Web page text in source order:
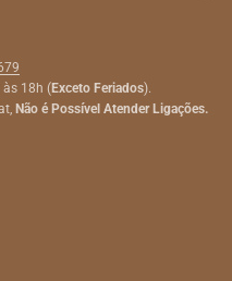
às 18h (Exceto Feriados).
Não é Possível Atender Ligações.